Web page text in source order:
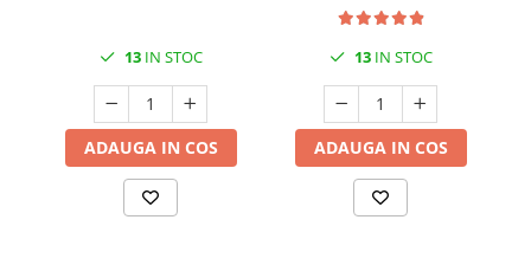
13IN STOC
ADAUGA IN COS
13IN STOC
ADAUGA IN COS